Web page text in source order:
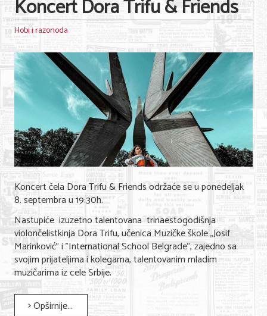
Koncert Dora Trifu & Friends
Hobi i razonoda
Koncert čela Dora Trifu & Friends održaće se u ponedeljak
8. septembra u 19:30h.
Nastupiće izuzetno talentovana trinaestogodišnja
violončelistkinja Dora Trifu, učenica Muzičke škole „Josif
Marinković" i "International School Belgrade", zajedno sa
svojim prijateljima i kolegama, talentovanim mladim
muzičarima iz cele Srbije.
Opširnije...